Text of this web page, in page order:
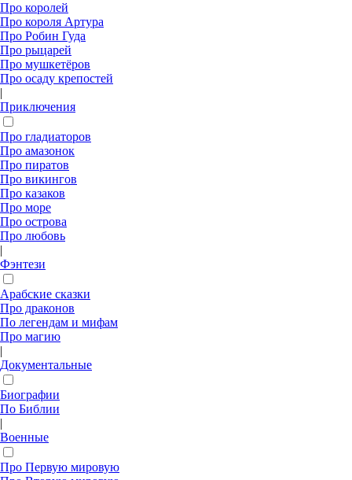
Про королей
Про короля Артура
Про Робин Гуда
Про рыцарей
Про мушкетёров
Про осаду крепостей
|
Приключения
Про гладиаторов
Про амазонок
Про пиратов
Про викингов
Про казаков
Про море
Про острова
Про любовь
|
Фэнтези
Арабские сказки
Про драконов
По легендам и мифам
Про магию
|
Документальные
Биографии
По Библии
|
Военные
Про Первую мировую